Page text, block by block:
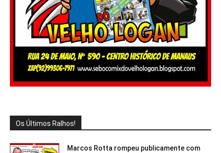
Os Últimos Ralhos!
Marcos Rotta rompeu publicamente com